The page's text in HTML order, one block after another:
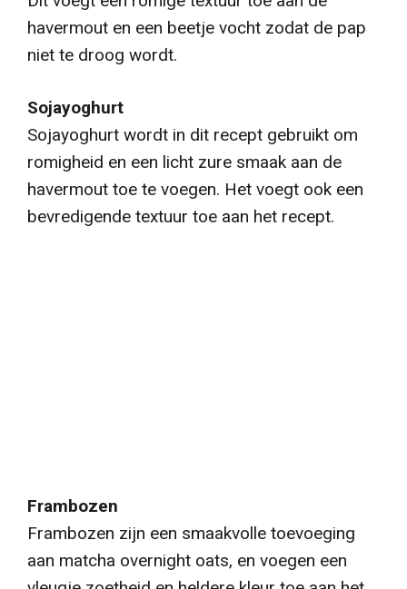
havermout en een beetje vocht zodat de pap
niet te droog wordt.
Sojayoghurt
Sojayoghurt wordt in dit recept gebruikt om
romigheid en een licht zure smaak aan de
havermout toe te voegen. Het voegt ook een
bevredigende textuur toe aan het recept.
Frambozen
Frambozen zijn een smaakvolle toevoeging
aan matcha overnight oats, en voegen een